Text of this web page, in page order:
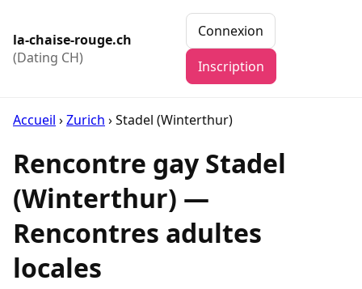
la-chaise-rouge.ch
(Dating CH)
Connexion
Inscription
Accueil ›Zurich ›Stadel (Winterthur)
Rencontre gay Stadel
(Winterthur) —
Rencontres adultes
locales